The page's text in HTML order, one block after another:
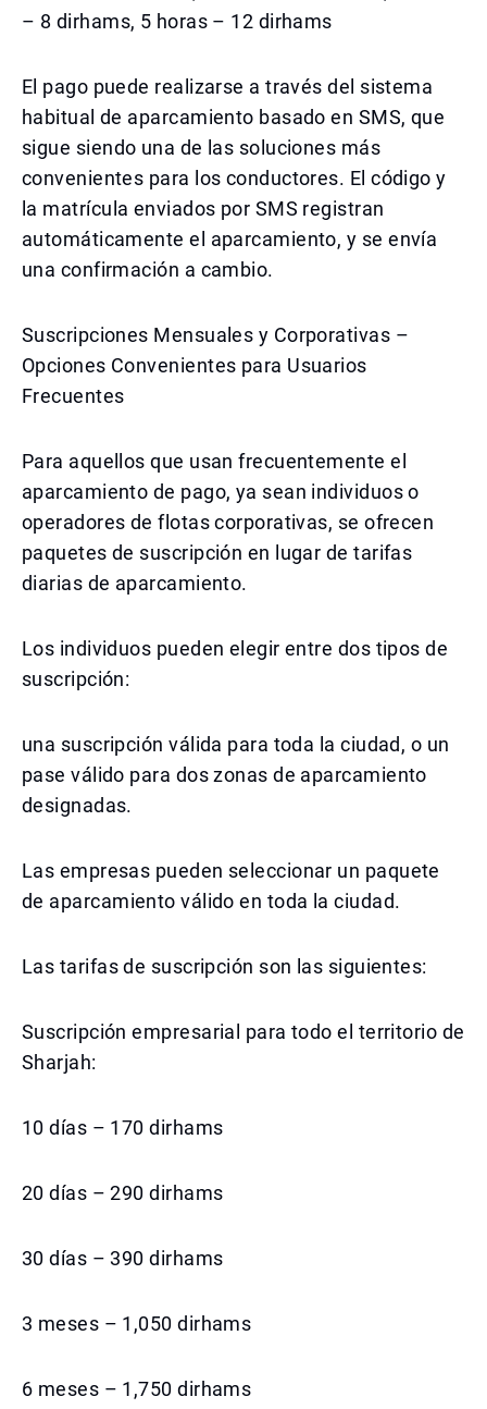
– 8 dirhams, 5 horas – 12 dirhams
El pago puede realizarse a través del sistema
habitual de aparcamiento basado en SMS, que
sigue siendo una de las soluciones más
convenientes para los conductores. El código y
la matrícula enviados por SMS registran
automáticamente el aparcamiento, y se envía
una confirmación a cambio.
Suscripciones Mensuales y Corporativas –
Opciones Convenientes para Usuarios
Frecuentes
Para aquellos que usan frecuentemente el
aparcamiento de pago, ya sean individuos o
operadores de flotas corporativas, se ofrecen
paquetes de suscripción en lugar de tarifas
diarias de aparcamiento.
Los individuos pueden elegir entre dos tipos de
suscripción:
una suscripción válida para toda la ciudad, o un
pase válido para dos zonas de aparcamiento
designadas.
Las empresas pueden seleccionar un paquete
de aparcamiento válido en toda la ciudad.
Las tarifas de suscripción son las siguientes:
Suscripción empresarial para todo el territorio de
Sharjah:
10 días – 170 dirhams
20 días – 290 dirhams
30 días – 390 dirhams
3 meses – 1,050 dirhams
6 meses – 1,750 dirhams